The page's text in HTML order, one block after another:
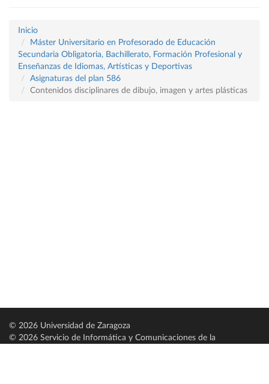
Inicio
Máster Universitario en Profesorado de Educación
Secundaria Obligatoria, Bachillerato, Formación Profesional y
Enseñanzas de Idiomas, Artísticas y Deportivas
Asignaturas del plan 586
Contenidos disciplinares de dibujo, imagen y artes plásticas
© 2026 Universidad de Zaragoza
© 2026 Servicio de Informática y Comunicaciones de la